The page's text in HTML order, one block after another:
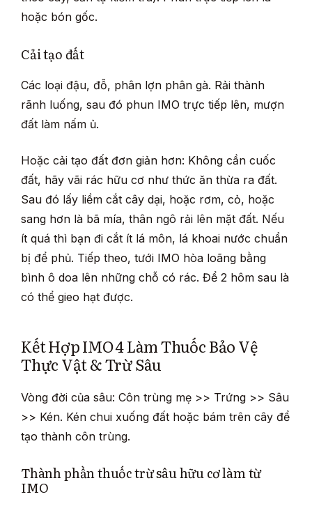
hoặc bón gốc.
Cải tạo đất
Các loại đậu, đỗ, phân lợn phân gà. Rải thành
rãnh luống, sau đó phun IMO trực tiếp lên, mượn
đất làm nấm ủ.
Hoặc cải tạo đất đơn giản hơn: Không cần cuốc
đất, hãy vãi rác hữu cơ như thức ăn thừa ra đất.
Sau đó lấy liềm cắt cây dại, hoặc rơm, cỏ, hoặc
sang hơn là bã mía, thân ngô rải lên mặt đất. Nếu
ít quá thì bạn đi cắt ít lá môn, lá khoai nước chuẩn
bị để phủ. Tiếp theo, tưới IMO hòa loãng bằng
bình ô doa lên những chỗ có rác. Để 2 hôm sau là
có thể gieo hạt được.
Kết Hợp IMO 4 Làm Thuốc Bảo Vệ
Thực Vật & Trừ Sâu
Vòng đời của sâu: Côn trùng mẹ >> Trứng >> Sâu
>> Kén. Kén chui xuống đất hoặc bám trên cây để
tạo thành côn trùng.
Thành phần thuốc trừ sâu hữu cơ làm từ
IMO